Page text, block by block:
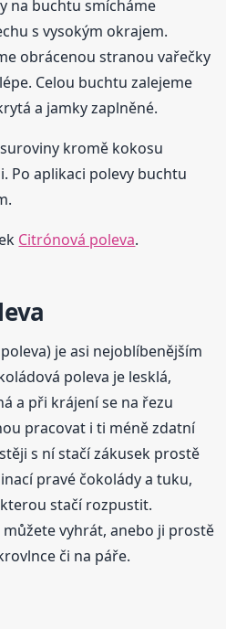
na buchtu smícháme
s vysokým okrajem.
obrácenou stranou vařečky
Celou buchtu zalejeme
a jamky zaplněné.
kromě kokosu
Po aplikaci polevy buchtu
Citrónová poleva.
je asi nejoblíbenějším
poleva je lesklá,
a při krájení se na řezu
pracovat i ti méně zdatní
s ní stačí zákusek prostě
pravé čokolády a tuku,
stačí rozpustit.
vyhrát, anebo ji prostě
či na páře.